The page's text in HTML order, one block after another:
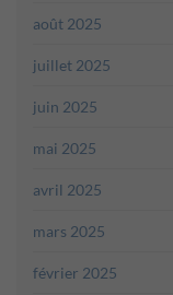
août 2025
juillet 2025
juin 2025
mai 2025
avril 2025
mars 2025
février 2025